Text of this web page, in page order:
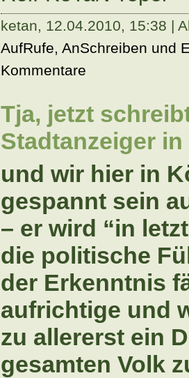
ketan, 12.04.2010, 15:38 |
AufRufe, AnSchreiben und
Kommentare
Tja, jetzt
Stadtanzeiger
und wir hier in
gespannt sein
– er wird “in
die politische
der Erkenntnis
aufrichtige und
zu allererst ein
gesamten Volk